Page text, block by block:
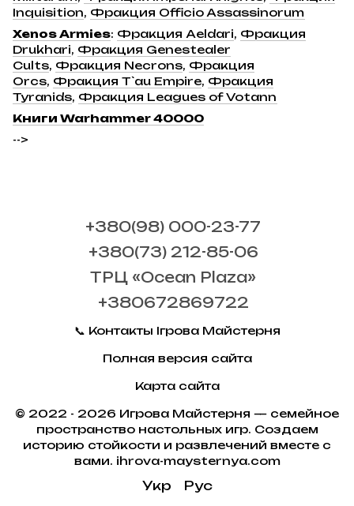
Inquisition, Фракция Officio Assassinorum
Xenos Armies: Фракция Aeldari, Фракция
Drukhari, Фракция Genestealer
Cults, Фракция Necrons, Фракция
Orcs, Фракция T`au Empire, Фракция
Tyranids, Фракция Leagues of Votann
Книги Warhammer 40000
-->
+380(98) 000-23-77
+380(73) 212-85-06
ТРЦ «Ocean Plaza»
+380672869722
📞 Контакты Ігрова Майстерня
Полная версия сайта
Карта сайта
© 2022 - 2026 Игрова Майстерня — семейное
пространство настольных игр. Создаем
историю стойкости и развлечений вместе с
вами. ihrova-maysternya.com
Укр Рус